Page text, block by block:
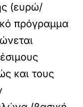
(ευρώ/
πρόγραμμα
και τους